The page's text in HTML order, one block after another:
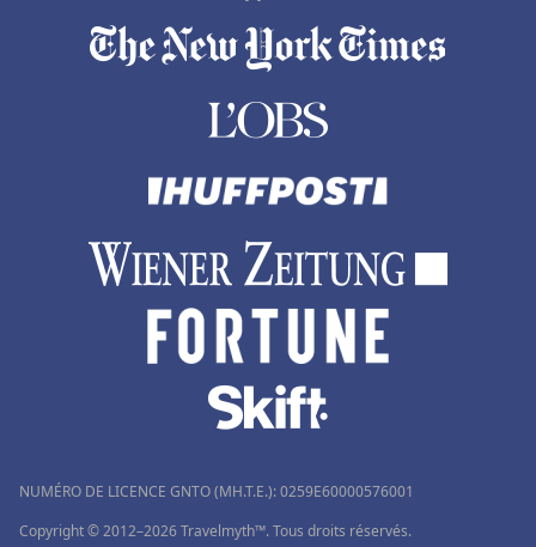
NUMÉRO DE LICENCE GNTO (MH.T.E.): 0259Ε60000576001
Copyright © 2012–2026 Travelmyth™. Tous droits réservés.